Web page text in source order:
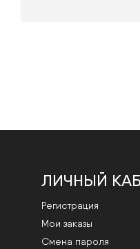
ЛИЧНЫЙ
Регистрация
Мои заказы
Смена пароля